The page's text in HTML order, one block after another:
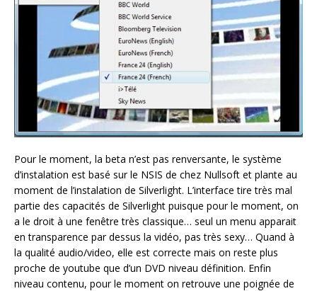
Pour le moment, la beta n’est pas renversante, le système
d’instalation est basé sur le NSIS de chez Nullsoft et plante au
moment de l’instalation de Silverlight. L’interface tire très mal
partie des capacités de Silverlight puisque pour le moment, on
a le droit à une fenêtre très classique… seul un menu apparait
en transparence par dessus la vidéo, pas très sexy… Quand à
la qualité audio/video, elle est correcte mais on reste plus
proche de youtube que d’un DVD niveau définition. Enfin
niveau contenu, pour le moment on retrouve une poignée de